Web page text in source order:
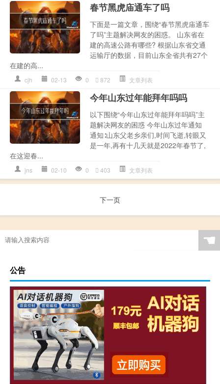
春节黑虎庙通车了吗
下面是一篇文章，围绕“春节黑虎庙通车
了吗”主题解决网友的困惑。 山东省在
建的高速公路有哪些? 根据山东省交通
运输厅的数据，目前山东全省共有27个
在建的高...
cjh 02-13 0 872 文章列表
今年山东过年能拜年吗吗
以下围绕“今年山东过年能拜年吗吗”主
题解决网友的困惑 今年山东过年通知
通知∶山东父老乡亲们,时间飞逝,转眼又
是一年,再有十几天就是2022年春节了,
在这迎春...
jns 02-10 0 403 文章列表
下一页
☚
公告